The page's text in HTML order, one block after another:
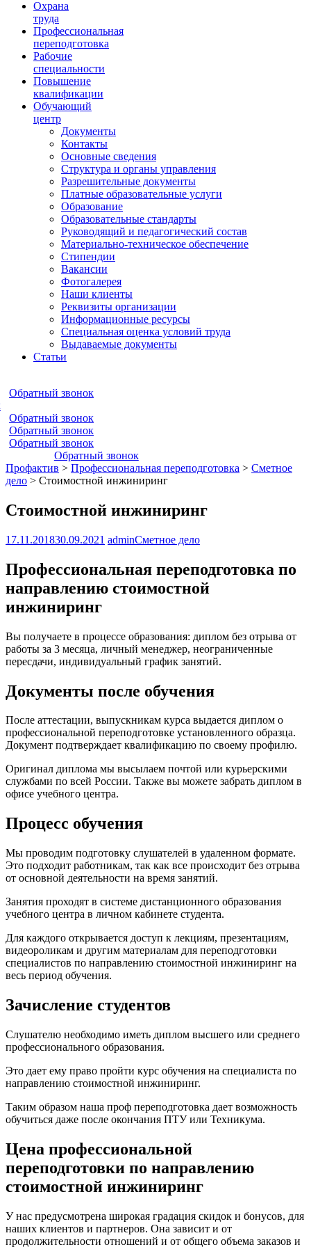
Ориентир охраны труда
Охрана
труда
Профессиональная
переподготовка
Рабочие
специальности
Повышение
квалификации
Обучающий
центр
Документы
Контакты
Основные сведения
Структура и органы управления
Разрешительные документы
Платные образовательные услуги
Образование
Образовательные стандарты
Руководящий и педагогический состав
Материально-техническое обеспечение
Стипендии
Вакансии
Фотогалерея
Наши клиенты
Реквизиты организации
Информационные ресурсы
Специальная оценка условий труда
Выдаваемые документы
Статьи
Обратный звонок
Обратный звонок
Обратный звонок
Обратный звонок
Обратный звонок
Профактив > Профессиональная переподготовка > Сметное
дело > Стоимостной инжиниринг
Стоимостной инжиниринг
17.11.201830.09.2021 adminСметное дело
Профессиональная переподготовка по
направлению стоимостной
инжиниринг
Вы получаете в процессе образования: диплом без отрыва от
работы за 3 месяца, личный менеджер, неограниченные
пересдачи, индивидуальный график занятий.
Документы после обучения
После аттестации, выпускникам курса выдается диплом о
профессиональной переподготовке установленного образца.
Документ подтверждает квалификацию по своему профилю.
Оригинал диплома мы высылаем почтой или курьерскими
службами по всей России. Также вы можете забрать диплом в
офисе учебного центра.
Процесс обучения
Мы проводим подготовку слушателей в удаленном формате.
Это подходит работникам, так как все происходит без отрыва
от основной деятельности на время занятий.
Занятия проходят в системе дистанционного образования
учебного центра в личном кабинете студента.
Для каждого открывается доступ к лекциям, презентациям,
видеороликам и другим материалам для переподготовки
специалистов по направлению стоимостной инжиниринг на
весь период обучения.
Зачисление студентов
Слушателю необходимо иметь диплом высшего или среднего
профессионального образования.
Это дает ему право пройти курс обучения на специалиста по
направлению стоимостной инжиниринг.
Таким образом наша проф переподготовка дает возможность
обучиться даже после окончания ПТУ или Техникума.
Цена профессиональной
переподготовки по направлению
стоимостной инжиниринг
У нас предусмотрена широкая градация скидок и бонусов, для
наших клиентов и партнеров. Она зависит и от
продолжительности отношений и от общего объема заказов и